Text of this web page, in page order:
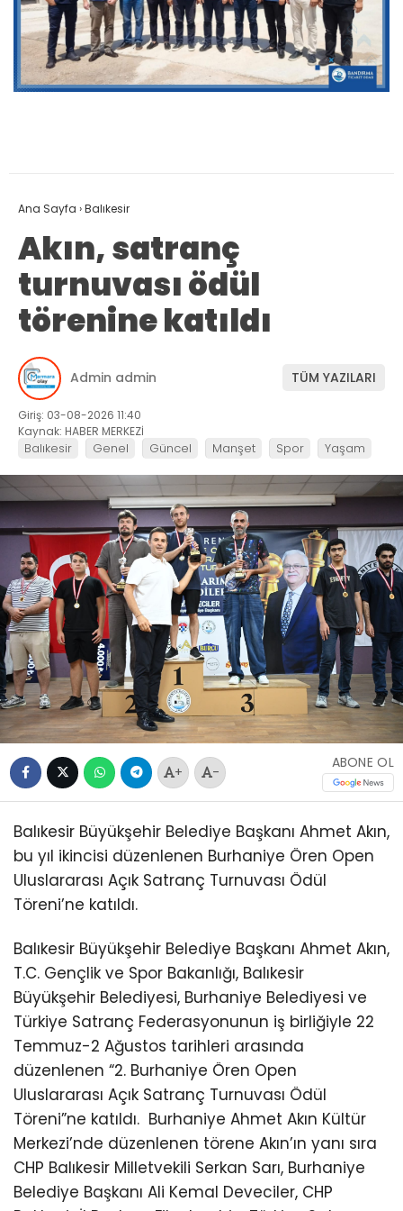
Ana Sayfa ›Balıkesir
Akın, satranç
turnuvası ödül
törenine katıldı
Admin admin TÜM YAZILARI
Giriş: 03-08-2026 11:40
Kaynak: HABER MERKEZİ
Balıkesir Genel Güncel Manşet Spor Yaşam
+ -
ABONE OL
Balıkesir Büyükşehir Belediye Başkanı Ahmet Akın,
bu yıl ikincisi düzenlenen Burhaniye Ören Open
Uluslararası Açık Satranç Turnuvası Ödül
Töreni’ne katıldı.
Balıkesir Büyükşehir Belediye Başkanı Ahmet Akın,
T.C. Gençlik ve Spor Bakanlığı, Balıkesir
Büyükşehir Belediyesi, Burhaniye Belediyesi ve
Türkiye Satranç Federasyonunun iş birliğiyle 22
Temmuz-2 Ağustos tarihleri arasında
düzenlenen “2. Burhaniye Ören Open
Uluslararası Açık Satranç Turnuvası Ödül
Töreni”ne katıldı. Burhaniye Ahmet Akın Kültür
Merkezi’nde düzenlenen törene Akın’ın yanı sıra
CHP Balıkesir Milletvekili Serkan Sarı, Burhaniye
Belediye Başkanı Ali Kemal Deveciler, CHP